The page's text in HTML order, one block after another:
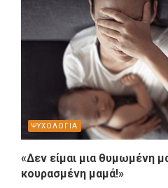
ΨΥΧΟΛΟΓΙΑ
«Δεν είμαι μια θυμωμένη
κουρασμένη μαμά!»